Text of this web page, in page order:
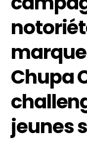
Chupa
jeunes